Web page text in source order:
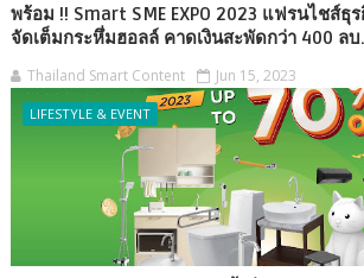
พร้อม !! Smart SME EXPO 2023 แฟรนไชส์ธุ
จัดเต็มกระหึ่มฮอลล์ คาดเงินสะพัดกว่า 400 ลบ.
Thailand Smart Content Jun 15, 2023
LIFESTYLE & EVENT